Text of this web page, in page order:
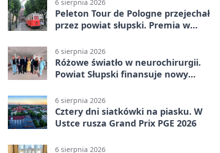
6 sierpnia 2026
Peleton Tour de Pologne przejechał
przez powiat słupski. Premia w
6 sierpnia 2026
Różowe światło w neurochirurgii.
Powiat Słupski finansuje nowy
6 sierpnia 2026
Cztery dni siatkówki na piasku. W
Ustce rusza Grand Prix PGE 2026
6 sierpnia 2026